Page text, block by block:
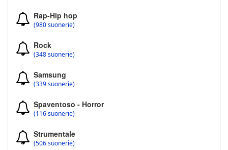
Rap-Hip hop
(980 suonerie)
Rock
(348 suonerie)
Samsung
(339 suonerie)
Spaventoso - Horror
(116 suonerie)
Strumentale
(506 suonerie)